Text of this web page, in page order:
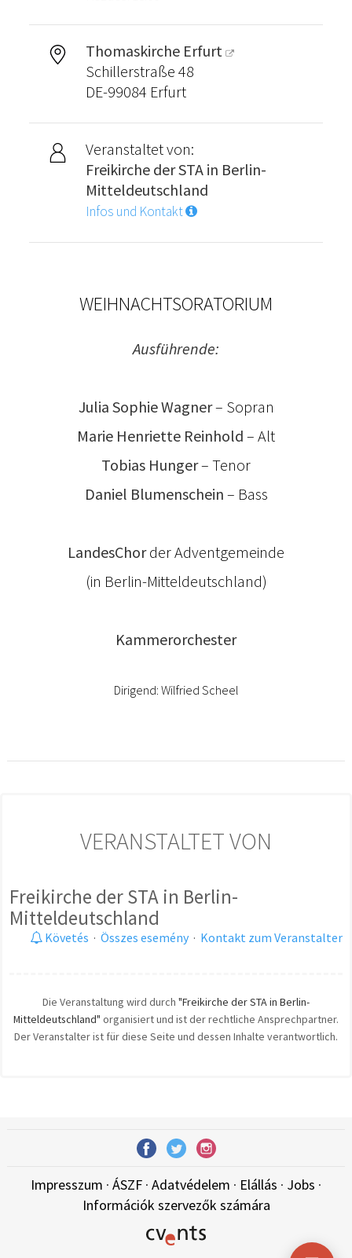
Thomaskirche Erfurt
Schillerstraße 48
DE-99084 Erfurt
Veranstaltet von:
Freikirche der STA in Berlin-
Mitteldeutschland
Infos und Kontakt
WEIHNACHTSORATORIUM
Ausführende:
Julia Sophie Wagner– Sopran
Marie Henriette Reinhold – Alt
Tobias Hunger– Tenor
Daniel Blumenschein – Bass
LandesChorder Adventgemeinde
(in Berlin-Mitteldeutschland)
Kammerorchester
Dirigend: Wilfried Scheel
VERANSTALTET VON
Freikirche der STA in Berlin-
Mitteldeutschland
Követés · Összes esemény · Kontakt zum Veranstalter
Die Veranstaltung wird durch "Freikirche der STA in Berlin-
Mitteldeutschland" organisiert und ist der rechtliche Ansprechpartner.
Der Veranstalter ist für diese Seite und dessen Inhalte verantwortlich.
Impresszum · ÁSZF · Adatvédelem · Elállás · Jobs ·
Információk szervezők számára